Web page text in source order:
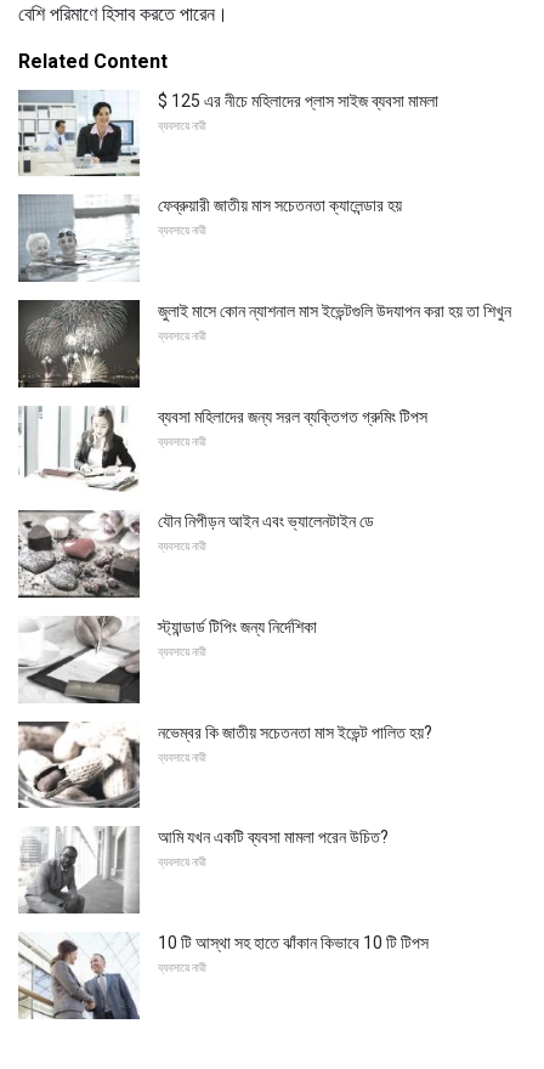
বেশি পরিমাণে হিসাব করতে পারেন।
Related Content
$ 125 এর নীচে মহিলাদের প্লাস সাইজ ব্যবসা মামলা
ব্যবসায়ে নারী
ফেব্রুয়ারী জাতীয় মাস সচেতনতা ক্যালেন্ডার হয়
ব্যবসায়ে নারী
জুলাই মাসে কোন ন্যাশনাল মাস ইভেন্টগুলি উদযাপন করা হয় তা শিখুন
ব্যবসায়ে নারী
ব্যবসা মহিলাদের জন্য সরল ব্যক্তিগত গ্রুমিং টিপস
ব্যবসায়ে নারী
যৌন নিপীড়ন আইন এবং ভ্যালেনটাইন ডে
ব্যবসায়ে নারী
স্ট্যান্ডার্ড টিপিং জন্য নির্দেশিকা
ব্যবসায়ে নারী
নভেম্বর কি জাতীয় সচেতনতা মাস ইভেন্ট পালিত হয়?
ব্যবসায়ে নারী
আমি যখন একটি ব্যবসা মামলা পরেন উচিত?
ব্যবসায়ে নারী
10 টি আস্থা সহ হাতে ঝাঁকান কিভাবে 10 টি টিপস
ব্যবসায়ে নারী